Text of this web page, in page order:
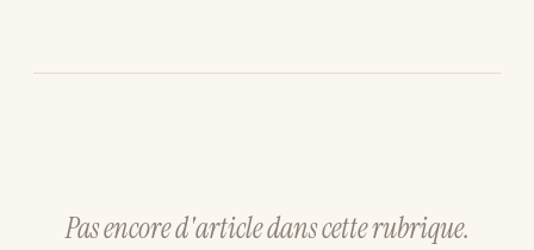
Pas encore d'article dans cette rubrique.